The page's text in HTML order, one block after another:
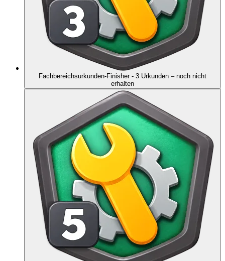
Fachbereichsurkunden-Finisher - 3 Urkunden – noch nicht
erhalten